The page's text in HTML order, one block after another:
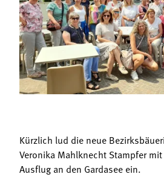
Mitgliedschaft
Landessekretariat
Bäuerliche Buffets
Hofgeschichten
Kürzlich lud die neue
Veronika Mahlknecht Stampfer mit
Ausflug an den Gardasee ein.